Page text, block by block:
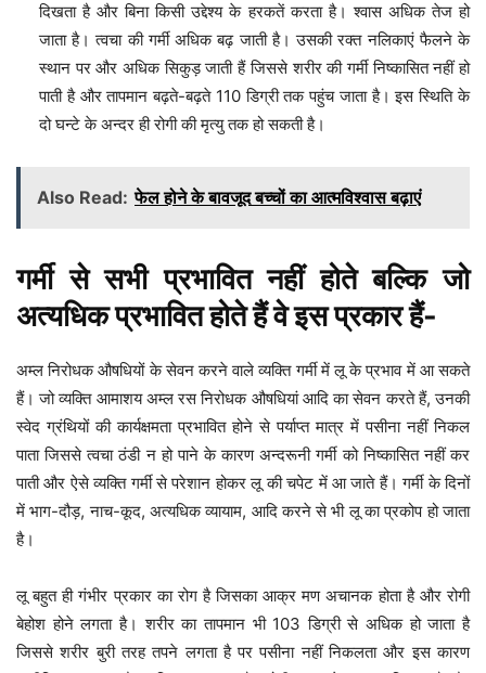
दिखता है और बिना किसी उद्देश्य के हरकतें करता है। श्वास अधिक तेज हो
जाता है। त्वचा की गर्मी अधिक बढ़ जाती है। उसकी रक्त नलिकाएं फैलने के
स्थान पर और अधिक सिकुड़ जाती हैं जिससे शरीर की गर्मी निष्कासित नहीं हो
पाती है और तापमान बढ़ते-बढ़ते 110 डिग्री तक पहुंच जाता है। इस स्थिति के
दो घन्टे के अन्दर ही रोगी की मृत्यु तक हो सकती है।
Also Read: फेल होने के बावजूद बच्चों का आत्मविश्वास बढ़ाएं
गर्मी से सभी प्रभावित नहीं होते बल्कि जो
अत्यधिक प्रभावित होते हैं वे इस प्रकार हैं-
अम्ल निरोधक औषधियों के सेवन करने वाले व्यक्ति गर्मी में लू के प्रभाव में आ सकते
हैं। जो व्यक्ति आमाशय अम्ल रस निरोधक औषधियां आदि का सेवन करते हैं, उनकी
स्वेद ग्रंथियों की कार्यक्षमता प्रभावित होने से पर्याप्त मात्र में पसीना नहीं निकल
पाता जिससे त्वचा ठंडी न हो पाने के कारण अन्दरूनी गर्मी को निष्कासित नहीं कर
पाती और ऐसे व्यक्ति गर्मी से परेशान होकर लू की चपेट में आ जाते हैं। गर्मी के दिनों
में भाग-दौड़, नाच-कूद, अत्यधिक व्यायाम, आदि करने से भी लू का प्रकोप हो जाता
है।
लू बहुत ही गंभीर प्रकार का रोग है जिसका आक्र मण अचानक होता है और रोगी
बेहोश होने लगता है। शरीर का तापमान भी 103 डिग्री से अधिक हो जाता है
जिससे शरीर बुरी तरह तपने लगता है पर पसीना नहीं निकलता और इस कारण